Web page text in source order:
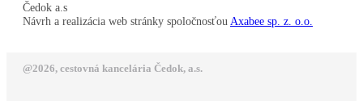
Čedok a.s
Návrh a realizácia web stránky spoločnosťou Axabee sp. z. o.o.
@2026, cestovná kancelária Čedok, a.s.